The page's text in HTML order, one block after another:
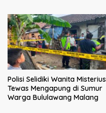
Polisi Selidiki Wanita Misterius
Tewas Mengapung di Sumur
Warga Bululawang Malang